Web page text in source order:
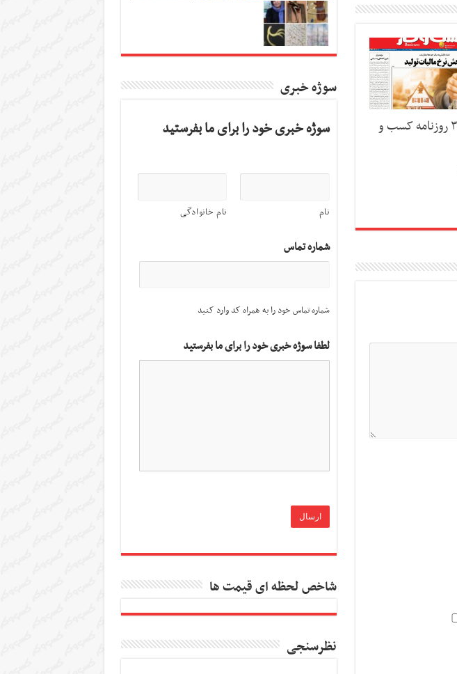
شماره ۳۵۶۸ روزنامه کسب و
سوژه خبری
سوژه خبری خود را برای ما بفرستید
نام نام خانوادگی
شماره تماس
شماره تماس خود را به همراه کد وارد کنید
لطفا سوژه خبری خود را برای ما بفرستید
شاخص لحظه ای قیمت ها
نظرسنجی